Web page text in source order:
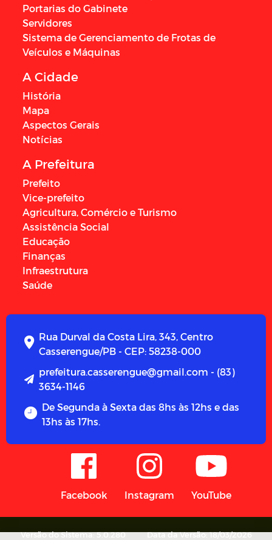
Portarias do Gabinete
Servidores
Sistema de Gerenciamento de Frotas de
Veículos e Máquinas
A Cidade
História
Mapa
Aspectos Gerais
Notícias
A Prefeitura
Prefeito
Vice-prefeito
Agricultura, Comércio e Turismo
Assistência Social
Educação
Finanças
Infraestrutura
Saúde
Rua Durval da Costa Lira, 343, Centro
Casserengue/PB - CEP: 58238-000
prefeitura.casserengue@gmail.com - (83)
3634-1146
De Segunda à Sexta das 8hs às 12hs e das
13hs às 17hs.
Facebook Instagram YouTube
Versão do Sistema: 5.0.280 Data da Versão: 18/03/2026